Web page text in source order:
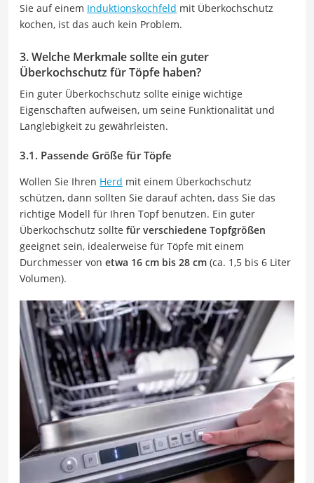
Sie auf einem Induktionskochfeld mit Überkochschutz
kochen, ist das auch kein Problem.
3. Welche Merkmale sollte ein guter
Überkochschutz für Töpfe haben?
Ein guter Überkochschutz sollte einige wichtige
Eigenschaften aufweisen, um seine Funktionalität und
Langlebigkeit zu gewährleisten.
3.1. Passende Größe für Töpfe
Wollen Sie Ihren Herd mit einem Überkochschutz
schützen, dann sollten Sie darauf achten, dass Sie das
richtige Modell für Ihren Topf benutzen. Ein guter
Überkochschutz sollte für verschiedene Topfgrößen
geeignet sein, idealerweise für Töpfe mit einem
Durchmesser von etwa 16 cm bis 28 cm (ca. 1,5 bis 6 Liter
Volumen).